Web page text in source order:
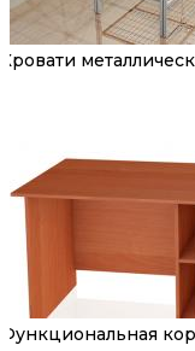
Кровати
Функциональная